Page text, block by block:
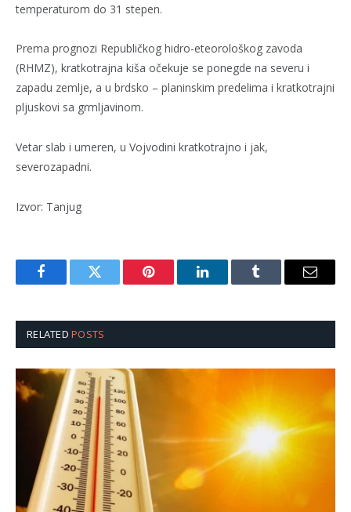
temperaturom do 31 stepen.
Prema prognozi Republičkog hidro-eteorološkog zavoda
(RHMZ), kratkotrajna kiša očekuje se ponegde na severu i
zapadu zemlje, a u brdsko – planinskim predelima i kratkotrajni
pljuskovi sa grmljavinom.
Vetar slab i umeren, u Vojvodini kratkotrajno i jak,
severozapadni.
Izvor: Tanjug
FacebookTwitter Pinterest LinkedInTumblr Email
RELATEDPOSTS